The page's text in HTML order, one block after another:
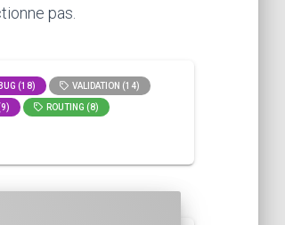
pas.
(18) VALIDATION (14)
ROUTING (8)